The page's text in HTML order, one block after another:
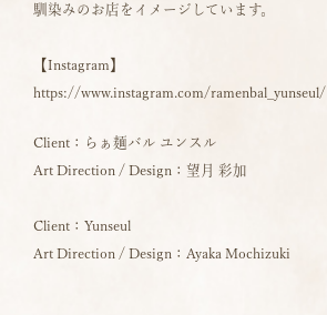
馴染みのお店をイメージしています。
【Instagram】
https://www.instagram.com/ramenbal_yunseul/
Client：らぁ麺バル ユンスル
Art Direction / Design：望月 彩加
Client：Yunseul
Art Direction / Design：Ayaka Mochizuki